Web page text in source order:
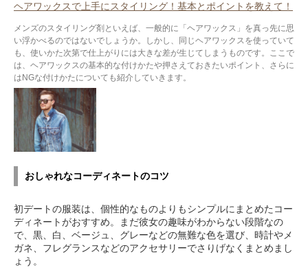
ヘアワックスで上手にスタイリング！基本とポイントを教えて！
メンズのスタイリング剤といえば、一般的に「ヘアワックス」を真っ先に思
い浮かべるのではないでしょうか。しかし、同じヘアワックスを使っていて
も、使いかた次第で仕上がりには大きな差が生じてしまうものです。ここで
は、ヘアワックスの基本的な付けかたや押さえておきたいポイント、さらに
はNGな付けかたについても紹介していきます。
おしゃれなコーディネートのコツ
初デートの服装は、個性的なものよりもシンプルにまとめたコー
ディネートがおすすめ。まだ彼女の趣味がわからない段階なの
で、黒、白、ベージュ、グレーなどの無難な色を選び、時計やメ
ガネ、フレグランスなどのアクセサリーでさりげなくまとめまし
ょう。